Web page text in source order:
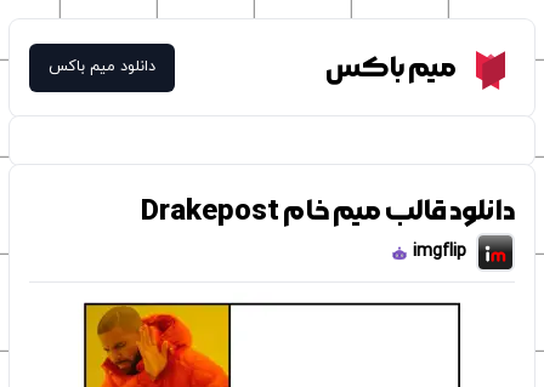
Meme Boxمیم باکس دانلود میم باکس
دانلود قالب میم خام Drakepost
imgflip